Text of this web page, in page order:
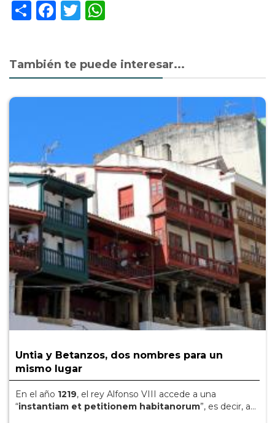
También te puede interesar...
Untia y Betanzos, dos nombres para un
mismo lugar
En el año 1219, el rey Alfonso VIII accede a una
“instantiam et petitionem habitanorum”, es decir, a...